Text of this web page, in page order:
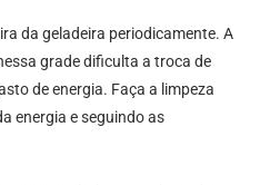
da geladeira periodicamente. A
grade dificulta a troca de
de energia. Faça a limpeza
energia e seguindo as